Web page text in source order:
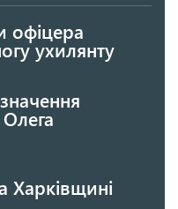
офіцера
ухилянту
Харківщині